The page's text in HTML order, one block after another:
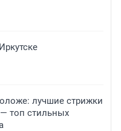
лучшие стрижки
топ стильных